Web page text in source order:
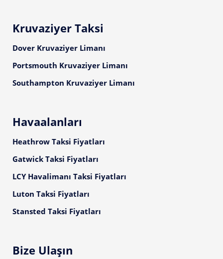
Kruvaziyer Taksi
Dover Kruvaziyer Limanı
Portsmouth Kruvaziyer Limanı
Southampton Kruvaziyer Limanı
Havaalanları
Heathrow Taksi Fiyatları
Gatwick Taksi Fiyatları
LCY Havalimanı Taksi Fiyatları
Luton Taksi Fiyatları
Stansted Taksi Fiyatları
Bize Ulaşın